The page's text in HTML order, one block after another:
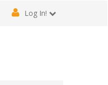
Log In!